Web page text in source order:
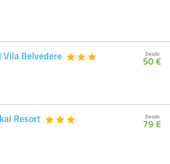
Vila Belvedere Desde
50 €
Resort Desde
79 €